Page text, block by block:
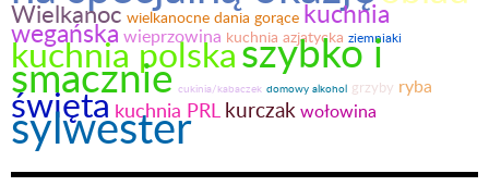
Wielkanoc wielkanocne dania gorące kuchnia
wegańskawieprzowina kuchnia azjatycka ziemniaki
kuchnia polskaszybko i
smacznie cukinia/kabaczek domowy alkohol grzyby ryba
święta kuchnia PRL kurczakwołowina
sylwester